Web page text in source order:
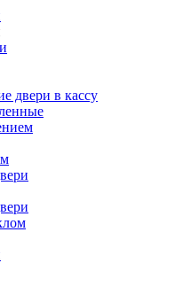
двери в кассу